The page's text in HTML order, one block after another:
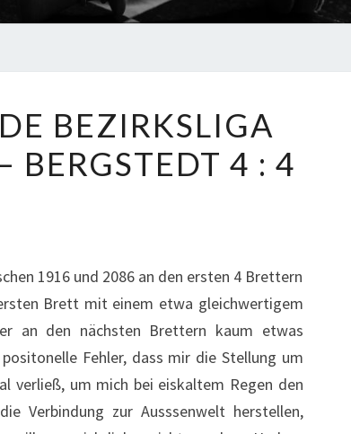
BEZIRKSLIGA
BERGSTEDT 4 : 4
1916 und 2086 an den ersten 4 Brettern
Brett mit einem etwa gleichwertigem
an den nächsten Brettern kaum etwas
Fehler, dass mir die Stellung um
verließ, um mich bei eiskaltem Regen den
Verbindung zur Ausssenwelt herstellen,